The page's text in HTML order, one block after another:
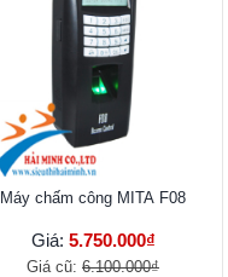
Máy chấm công MITA F08
Giá: 5.750.000₫
Giá cũ: 6.100.000₫